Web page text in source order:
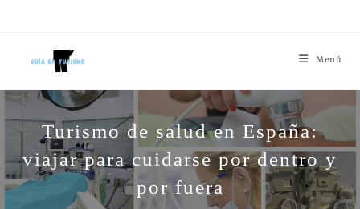
Menú
Turismo de salud en España:
viajar para cuidarse por dentro y
por fuera